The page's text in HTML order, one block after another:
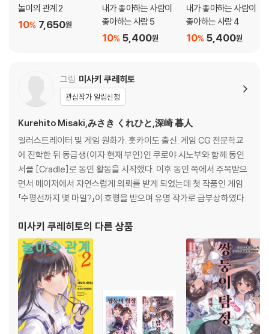
놀이의 관계 2
7,650원
10%
내가 좋아하는 사람이
좋아하는 사람 5
5,400원
10%
내가 좋아하는 사람이
좋아하는 사람 4
5,400원
10%
그림 미사키 쿠레히토
관심작가 알림신청
Kurehito Misaki,みさき くれひと,深崎 暮人
일러스트레이터 및 게임 원화가. 홋카이도 출신. 게임 CG 전문학교
에 진학한 뒤 동급생(이자 현재 부인)인 쿠로야 시노부와 함께 동인
서클 [Cradle]로 동인 활동을 시작했다. 이후 동인 쪽에서 주목받으
면서 메이저에서 자연스럽게 의뢰를 받게 되었는데 첫 작품인 게임
「수평선까지 몇 마일?」이 호평을 받으며 유명 작가로 급부상하였다.
미사키 쿠레히토의 다른 상품